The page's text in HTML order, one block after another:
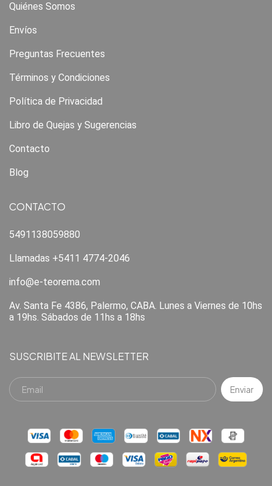
Quiénes Somos
Envíos
Preguntas Frecuentes
Términos y Condiciones
Política de Privacidad
Libro de Quejas y Sugerencias
Contacto
Blog
CONTACTO
5491138059880
Llamadas +5411 4774-2046
info@e-teorema.com
Av. Santa Fe 4386, Palermo, CABA. Lunes a Viernes de 10hs
a 19hs. Sábados de 11hs a 18hs
SUSCRIBITE AL NEWSLETTER